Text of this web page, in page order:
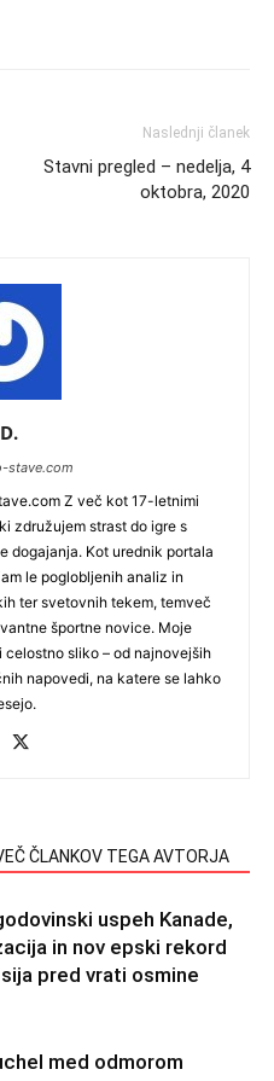
Naslednji članek
Stavni pregled – nedelja, 4
oktobra, 2020
stave.com
Z več kot 17-letnimi
združujem strast do igre s
dogajanja. Kot urednik portala
le poglobljenih analiz in
ter svetovnih tekem, temveč
športne novice. Moje
sliko – od najnovejših
napovedi, na katere se lahko
ČLANKOV TEGA AVTORJA
uspeh Kanade,
in nov epski rekord
pred vrati osmine
med odmorom